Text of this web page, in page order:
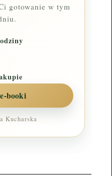
gotowanie w tym
booki
Kucharska